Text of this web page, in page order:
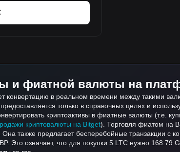
и фиатной валюты на
конвертацию в реальном времени между такими
только в справочных целях и
криптоактивы в фиатные валюты (т.е.
криптовалюты на Bitget). Торговля фиатом на
также предлагает бесперебойные транзакции с
Это означает, что для покупки 5 LTC нужно 168.79